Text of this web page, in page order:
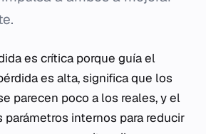
es crítica porque guía el
es alta, significa que los
parecen poco a los reales, y el
internos para reducir